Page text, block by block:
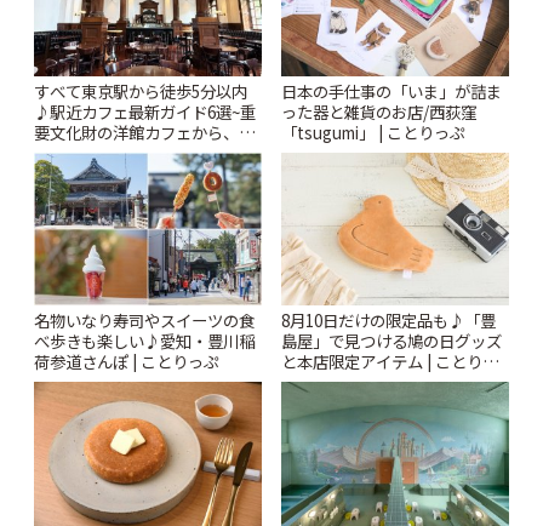
すべて東京駅から徒歩5分以内
♪駅近カフェ最新ガイド6選~重
要文化財の洋館カフェから、改
札すぐのレトロ喫茶まで~ | こと
りっぷ
日本の手仕事の「いま」が詰ま
った器と雑貨のお店/西荻窪
「tsugumi」 | ことりっぷ
名物いなり寿司やスイーツの食
べ歩きも楽しい♪愛知・豊川稲
荷参道さんぽ | ことりっぷ
8月10日だけの限定品も♪「豊
島屋」で見つける鳩の日グッズ
と本店限定アイテム | ことりっ
ぷ